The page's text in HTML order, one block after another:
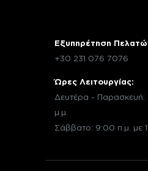
Εξυπηρέτηση
+30 231 076 7076
Ώρες Λειτουργίας:
Δευτέρα - Παρασκευή:
μ.μ.
Σάββατο: 9:00 π.μ. με